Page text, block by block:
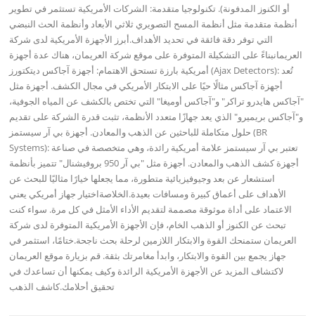
أو الكنوز المدفونة). تكنولوجيا متقدمة: الشركات الأمريكية تستثمر في تطوير
أنظمة متقدمة مثل أنظمة المسح التصويري ثلاثي الأبعاد وأنظمة الحث النبضي
التي توفر دقة فائقة في تحديد الأهداف.أبرز الأجهزة الأمريكية لدى شركة
العريمانبناءً على التشكيلة المتوفرة على موقع شركة العريمان، هناك عدة أجهزة
أمريكية بارزة تستحق الاهتمام: أجهزة آجاكس ديتكتورز (Ajax Detectors): تُعد
أجهزة آجاكس مثالًا حيًا على الابتكار الأمريكي في مجال الكشف. أجهزة مثل
"آجاكس هايدرو تراكر" و"آجاكس أوميغا" التي تختص بالكشف عن المياه الجوفية،
و"آجاكس بريميرو" الذي يعد جهازًا متعدد الأنظمة، تثبت قدرة الشركة على تقديم
حلول متكاملة للباحثين عن الذهب والمعادن. أجهزة بي آر سيستمز (BR
Systems): تعتبر بي آر سيستمز علامة أمريكية رائدة، وهي متخصصة في صناعة
أجهزة كشف الذهب والمعادن. أجهزة مثل "بي آر 950 بروفيشنال" تتميز بأنظمة
استشعار عن بعد وجيوفيزيائية متطورة، مما يجعلها خيارًا مثاليًا للبحث عن
الأهداف على أعماق كبيرة ومسافات بعيدة.الخلاصةاختيار جهاز أمريكي يعني
الاعتماد على أداة موثوقة مصممة لتقديم الأداء الأمثل في كل مرة. سواء كنت
تبحث عن الكنوز أو الذهب الخام، فإن الأجهزة الأمريكية المتوفرة لدى شركة
العريمان ستمنحك القوة والابتكار اللازمين لرحلة بحث ناجحة.ختامًا، استثمر في
جهاز يجمع بين القوة والابتكار، وابدأ مغامرتك بثقة. قم بزيارة موقع العريمان
لاكتشاف المزيد عن الأجهزة الأمريكية الرائدة وكيف يمكنها أن تساعدك في
تحقيق أحلامك.كاشف الذهب